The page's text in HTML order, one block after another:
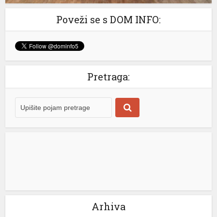
Poveži se s DOM INFO:
Pretraga:
Arhiva